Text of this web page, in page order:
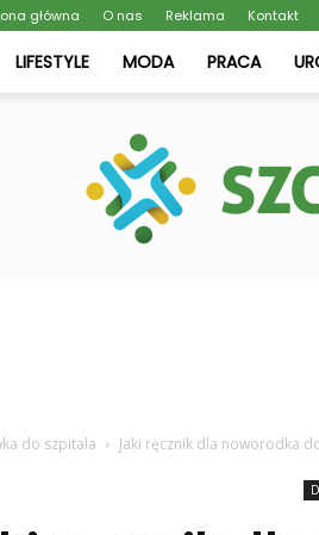
główna O nas Reklama Kontakt
LIFESTYLE MODA PRACA
do szpitala Jaki ręcznik dla noworodka